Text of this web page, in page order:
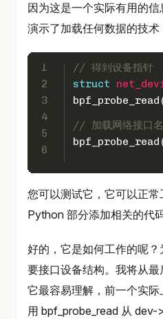
因为这是一个实际有用的
演示了加载任何数据的技术
1
2
3
4
5
6
// 得到设备指针
struct
// 加载网络接口
您可以测试它，它可以正
Python 部分添加相关的代
好的，它是如何工作的呢
要接口设备结构。我将从
它最容易理解，前一个实
用 bpf_probe_read 从 dev-